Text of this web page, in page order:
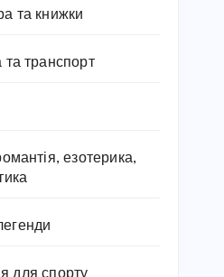
та книжки
та транспорт
езотерика,
для спорту